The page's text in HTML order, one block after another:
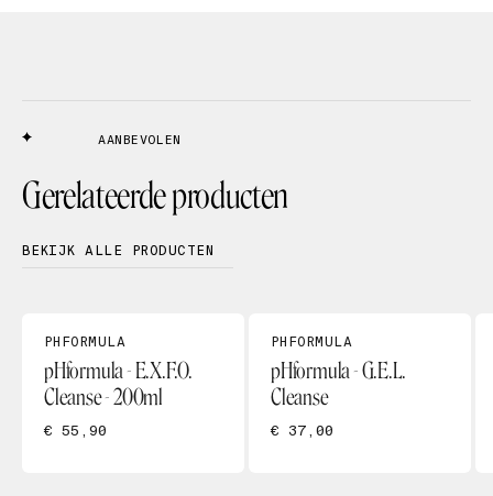
AANBEVOLEN
Gerelateerde producten
BEKIJK ALLE PRODUCTEN
PHFORMULA
pHformula - E.X.F.O.
Cleanse - 200ml
€ 55,90
PHFORMULA
pHformula - G.E.L.
Cleanse
€ 37,00